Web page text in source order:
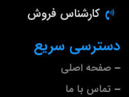
دسترسی سریع
صفحه اصلی
تماس با ما
کارشناس فروش